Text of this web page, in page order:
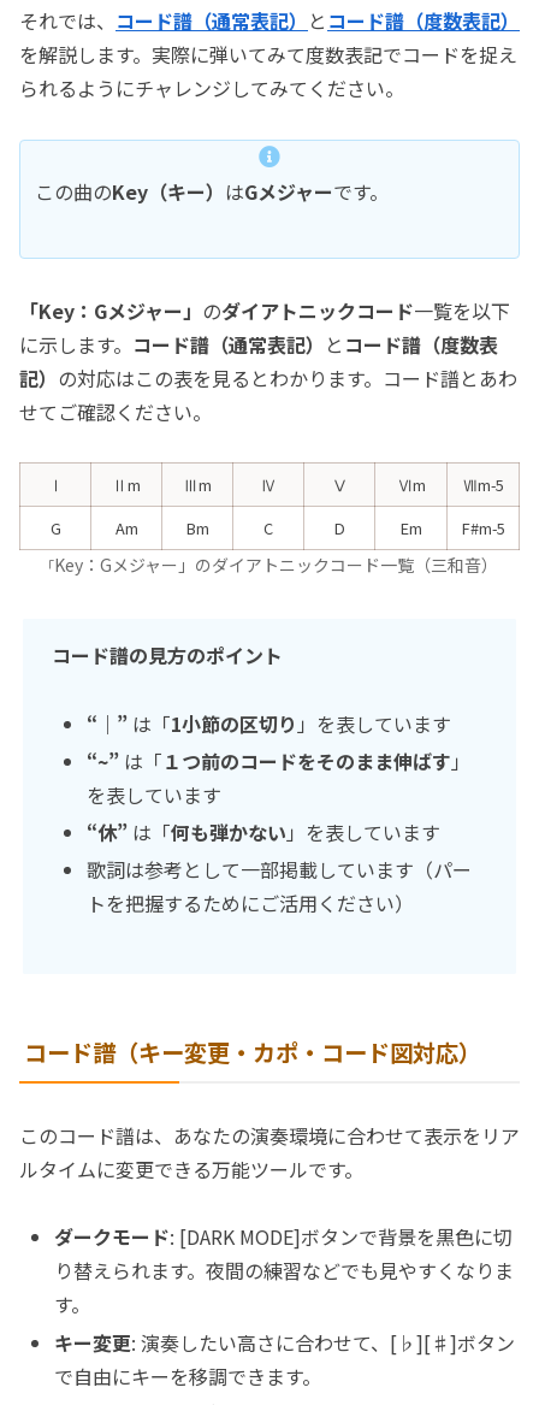
それでは、 コード譜（通常表記） と コード譜（度数表記）
を解説します。実際に弾いてみて度数表記でコードを捉え
られるようにチャレンジしてみてください。
この曲のKey（キー） はGメジャーです。
「Key：Gメジャー」 のダイアトニックコード一覧を以下
に示します。 コード譜（通常表記） と コード譜（度数表
記） の対応はこの表を見るとわかります。コード譜とあわ
せてご確認ください。
Ⅰ Ⅱm Ⅲm Ⅳ Ⅴ Ⅵm
Ⅶm-5
G
Am Bm C D Em F#m-5
「Key：Gメジャー」のダイアトニックコード一覧（三和音）
コード譜の見方のポイント
“｜” は「1小節の区切り 」を表しています
“~” は「１つ前のコードをそのまま伸ばす 」
を表しています
“休” は「何も弾かない 」を表しています
歌詞は参考として一部掲載しています（パー
トを把握するためにご活用ください）
コード譜（キー変更・カポ・コード図対応）
このコード譜は、あなたの演奏環境に合わせて表示をリア
ルタイムに変更できる万能ツールです。
ダークモード: [DARK MODE]ボタンで背景を黒色に切
り替えられます。夜間の練習などでも見やすくなりま
す。
キー変更: 演奏したい高さに合わせて、[♭][♯]ボタン
で自由にキーを移調できます。